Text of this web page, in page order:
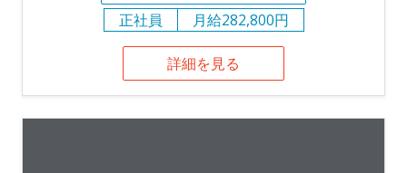
正社員
月給282,800円
詳細を見る